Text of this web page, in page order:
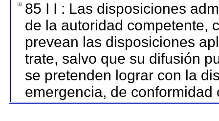
85 I I : Las disposiciones
de la autoridad competente,
prevean las disposiciones
trate, salvo que su difusión
se pretenden lograr con la
emergencia, de